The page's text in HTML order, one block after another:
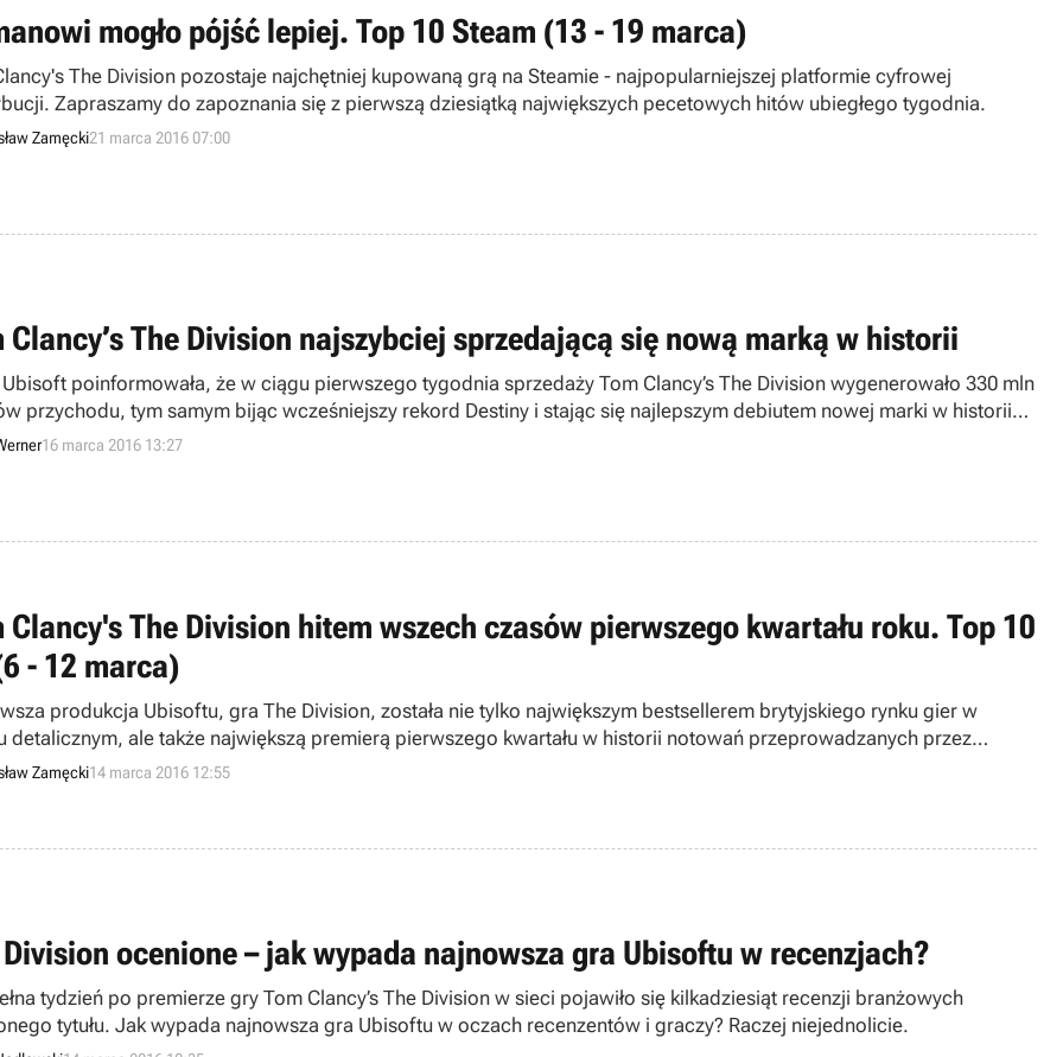
mogło pójść lepiej. Top 10 Steam (13 - 19 marca)
The Division pozostaje najchętniej kupowaną grą na Steamie - najpopularniejszej platformie cyfrowej
Zapraszamy do zapoznania się z pierwszą dziesiątką największych pecetowych hitów ubiegłego tygodnia.
Zamęcki21 marca 2016 07:00
Clancy’s The Division najszybciej sprzedającą się nową marką w historii
poinformowała, że w ciągu pierwszego tygodnia sprzedaży Tom Clancy’s The Division wygenerowało 330 mln
przychodu, tym samym bijąc wcześniejszy rekord Destiny i stając się najlepszym debiutem nowej marki w historii
16 marca 2016 13:27
Clancy's The Division hitem wszech czasów pierwszego kwartału roku. Top 10
- 12 marca)
produkcja Ubisoftu, gra The Division, została nie tylko największym bestsellerem brytyjskiego rynku gier w
detalicznym, ale także największą premierą pierwszego kwartału w historii notowań przeprowadzanych przez
Media Control GfK.
Zamęcki14 marca 2016 12:55
ocenione – jak wypada najnowsza gra Ubisoftu w recenzjach?
tydzień po premierze gry Tom Clancy’s The Division w sieci pojawiło się kilkadziesiąt recenzji branżowych
tytułu. Jak wypada najnowsza gra Ubisoftu w oczach recenzentów i graczy? Raczej niejednolicie.